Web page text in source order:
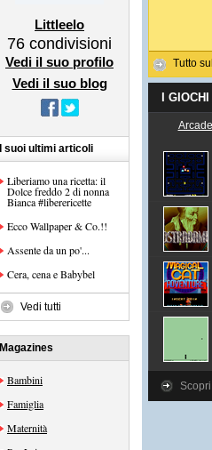
Littleelo
76 condivisioni
Vedi il suo profilo
Vedi il suo blog
I suoi ultimi articoli
Liberiamo una ricetta: il
Dolce freddo 2 di nonna
Bianca #liberericette
Ecco Wallpaper & Co.!!
Assente da un po'...
Cera, cena e Babybel
Vedi tutti
Magazines
Bambini
Famiglia
Maternità
Tutto
I
Arcade